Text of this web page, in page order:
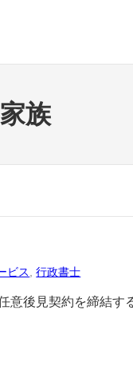
家族
ビス , 行政書士
意後見契約を締結す